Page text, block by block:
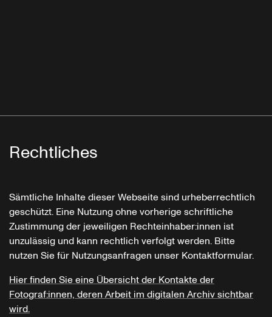
Rechtliches
Sämtliche Inhalte dieser Webseite sind urheberrechtlich
geschützt. Eine Nutzung ohne vorherige schriftliche
Zustimmung der jeweiligen Rechteinhaber:innen ist
unzulässig und kann rechtlich verfolgt werden. Bitte
nutzen Sie für Nutzungsanfragen unser Kontaktformular.
Hier finden Sie eine Übersicht der Kontakte der
Fotograf:innen, deren Arbeit im digitalen Archiv sichtbar
wird.